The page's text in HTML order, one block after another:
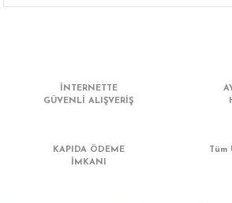
Yorum Yaz
Ürün resmi kalitesiz, bozuk veya
Ürün bilgilerinde hatalar bulunuyor.
İNTERNETTE
GÜVENLİ ALIŞVERİŞ
KAPIDA ÖDEME
İMKANI
Tüm